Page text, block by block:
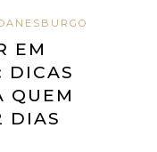
EM
DICAS
QUEM
DIAS